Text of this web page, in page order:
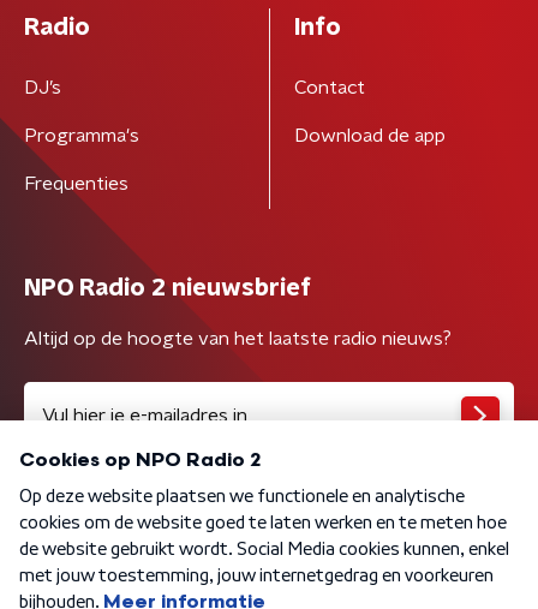
Radio
DJ’s
Programma's
Frequenties
Info
Contact
Download de app
NPO Radio 2 nieuwsbrief
Altijd op de hoogte van het laatste radio nieuws?
Algemene voorwaarden